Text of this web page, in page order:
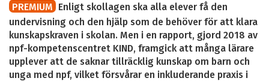
PREMIUM Enligt skollagen ska alla elever få den
undervisning och den hjälp som de behöver för att klara
kunskapskraven i skolan. Men i en rapport, gjord 2018 av
npf-kompetenscentret KIND, framgick att många lärare
upplever att de saknar tillräcklig kunskap om barn och
unga med npf, vilket försvårar en inkluderande praxis i